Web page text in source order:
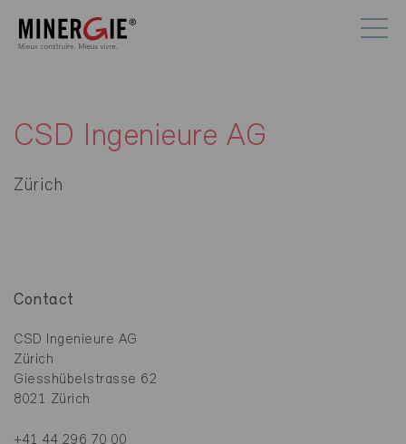
CSD Ingenieure AG
Zürich
Contact
CSD Ingenieure AG
Zürich
Giesshübelstrasse 62
8021 Zürich
+41 44 296 70 00